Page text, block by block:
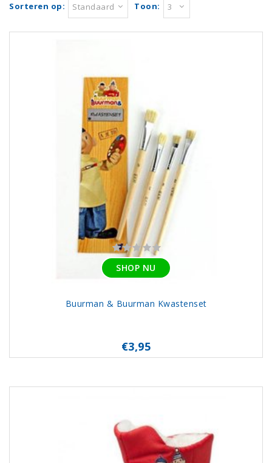
Sorteren op: Standaard Toon: 3
SHOP NU
Buurman & Buurman Kwastenset
€3,95